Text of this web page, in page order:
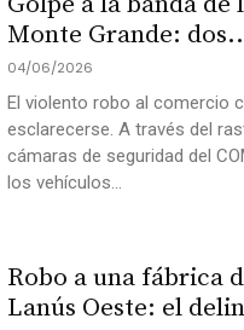
Monte Grande:
04/06/2026
El violento robo al comercio
esclarecerse. A través del
cámaras de seguridad del
los vehículos...
Robo a una fábrica
Lanús Oeste: el